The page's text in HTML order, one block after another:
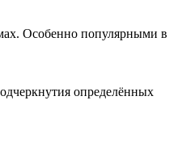
Особенно популярными в
определённых